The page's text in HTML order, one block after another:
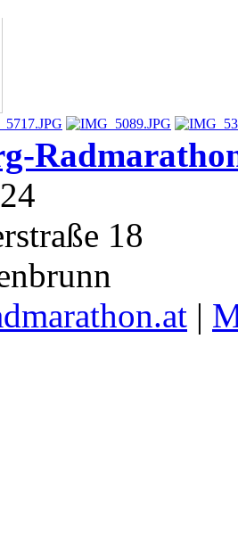
18
|